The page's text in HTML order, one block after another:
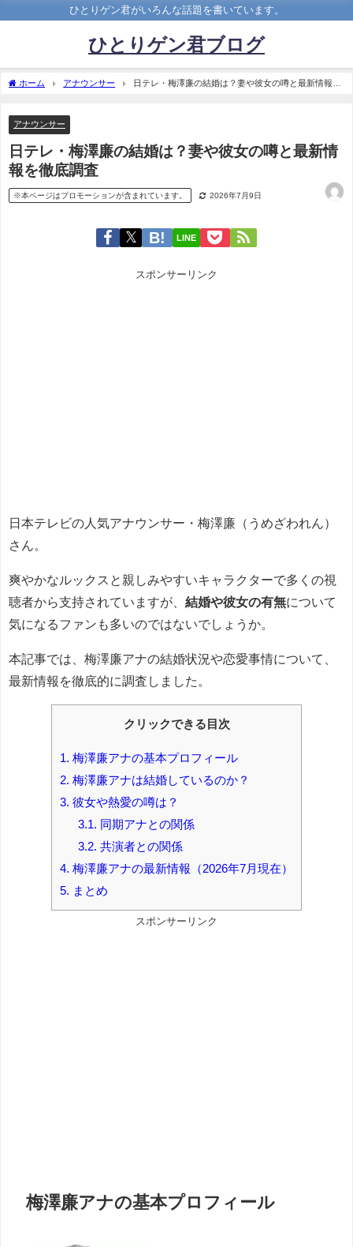
ひとりゲン君がいろんな話題を書いています。
ひとりゲン君ブログ
ホーム アナウンサー
日テレ・梅澤廉の結婚は？妻や彼女の噂と最新情報を
アナウンサー
日テレ・梅澤廉の結婚は？妻や彼女の噂と最新情
報を徹底調査
※本ページはプロモーションが含まれています。 2026年7月9日
LINE
スポンサーリンク
日本テレビの人気アナウンサー・梅澤廉（うめざわれん）
さん。
爽やかなルックスと親しみやすいキャラクターで多くの視
聴者から支持されていますが、 結婚や彼女の有無について
気になるファンも多いのではないでしょうか。
本記事では、梅澤廉アナの結婚状況や恋愛事情について、
最新情報を徹底的に調査しました。
クリックできる目次
1. 梅澤廉アナの基本プロフィール
2. 梅澤廉アナは結婚しているのか？
3. 彼女や熱愛の噂は？
3.1. 同期アナとの関係
3.2. 共演者との関係
4. 梅澤廉アナの最新情報（2026年7月現在）
5. まとめ
スポンサーリンク
梅澤廉アナの基本プロフィール